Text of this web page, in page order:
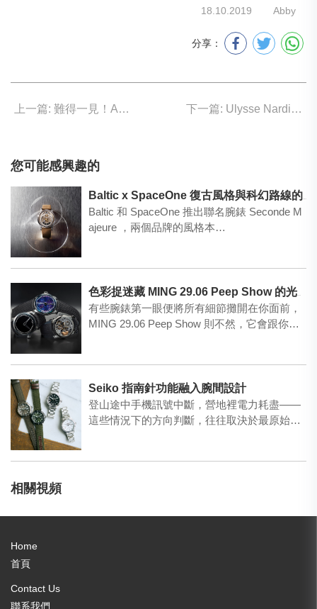
18.10.2019 Abby
分享：
上一篇: 難得一見！ART DECO 珍罕座鐘 下一篇: Ulysse Nardin 超凡音質報時體驗
您可能感興趣的
Baltic x SpaceOne 復古風格與科幻路線的交叉點
Baltic 和 SpaceOne 推出聯名腕錶 Seconde M
ajeure ，兩個品牌的風格本…
色彩捉迷藏 MING 29.06 Peep Show 的光學實驗
有些腕錶第一眼便將所有細節攤開在你面前，
MING 29.06 Peep Show 則不然，它會跟你
Seiko 指南針功能融入腕間設計
登山途中手機訊號中斷，營地裡電力耗盡——
這些情況下的方向判斷，往往取決於最原始的
相關視頻
Home
首頁
Contact Us
聯系我們